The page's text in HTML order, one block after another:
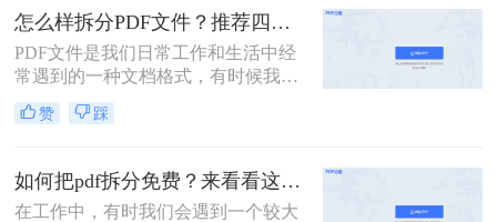
多个文件以便我们快速查阅。那么有
没有更加简便高效的方法可以让我们
实现这一操作呢？今天我就推荐三个
实用的方法来教你pdf如何拆分，让你
快速提高文件处理效率。
怎么样拆分PDF文件？推荐四个拆分PDF方法！
PDF文件是我们日常工作和生活中经
常遇到的一种文档格式，有时候我们
需要对PDF文件进行拆分，以便更好
地管理和处理。本文将为您详细介绍
理和使用。
赞 踩
如何把pdf拆分免费？来看看这2个PDF拆分方法！
在工作中，有时我们会遇到一个较大